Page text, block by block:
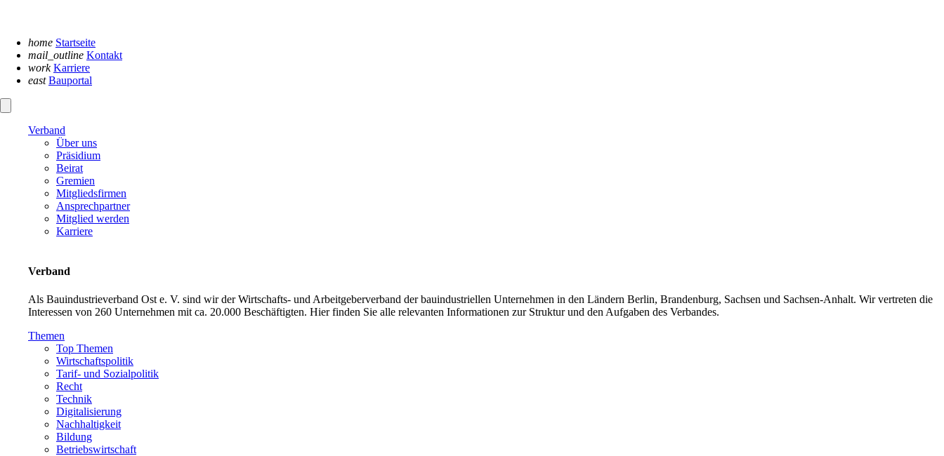
home Startseite
mail_outline Kontakt
work Karriere
east Bauportal
Verband
Über uns
Präsidium
Beirat
Gremien
Mitgliedsfirmen
Ansprechpartner
Mitglied werden
Karriere
Verband
Als Bauindustrieverband Ost e. V. sind wir der Wirtschafts- und Arbeitgeberverband der bauindustriellen Unternehmen in den Ländern Berlin, Brandenburg, Sachsen und Sachsen-Anhalt. Wir vertreten die
Interessen von 260 Unternehmen mit ca. 20.000 Beschäftigten. Hier finden Sie alle relevanten Informationen zur Struktur und den Aufgaben des Verbandes.
Themen
Top Themen
Wirtschaftspolitik
Tarif- und Sozialpolitik
Recht
Technik
Digitalisierung
Nachhaltigkeit
Bildung
Betriebswirtschaft